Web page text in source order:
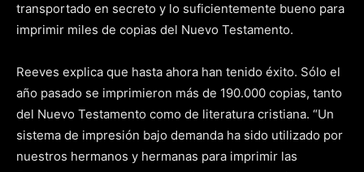
transportado en secreto y lo suficientemente bueno para
imprimir miles de copias del Nuevo Testamento.
Reeves explica que hasta ahora han tenido éxito. Sólo el
año pasado se imprimieron más de 190.000 copias, tanto
del Nuevo Testamento como de literatura cristiana. “Un
sistema de impresión bajo demanda ha sido utilizado por
nuestros hermanos y hermanas para imprimir las